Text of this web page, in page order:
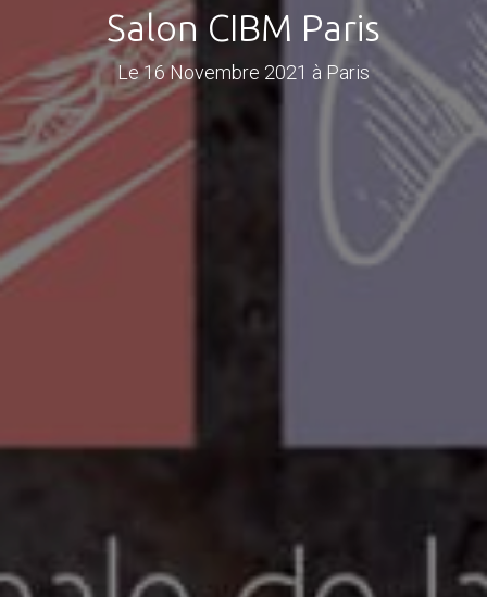
Salon CIBM Paris
Le 16 Novembre 2021 à Paris